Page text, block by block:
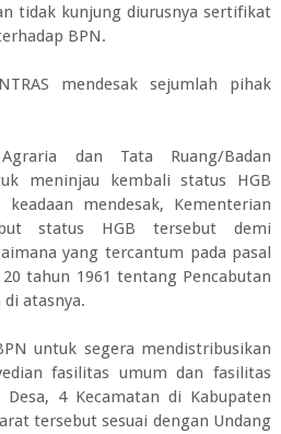
tidak kunjung diurusnya sertifikat
BPN.
mendesak sejumlah pihak
dan Tata Ruang/Badan
meninjau kembali status HGB
mendesak, Kementerian
status HGB tersebut demi
yang tercantum pada pasal
tahun 1961 tentang Pencabutan
atasnya.
untuk segera mendistribusikan
fasilitas umum dan fasilitas
4 Kecamatan di Kabupaten
tersebut sesuai dengan Undang